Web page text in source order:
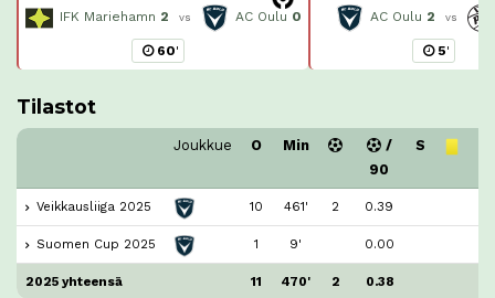
IFK Mariehamn 2 vs AC Oulu 0
60'
AC Oulu 2 vs
5'
Tilastot
Joukkue O Min
/
90
S
Veikkausliiga 2025 10 461' 2 0.39
Suomen Cup 2025 1 9' 0.00
2025 yhteensä 11 470' 2 0.38